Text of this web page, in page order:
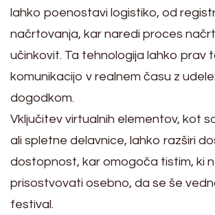
lahko poenostavi logistiko, od
načrtovanja, kar naredi proces
učinkovit. Ta tehnologija lahko prav
komunikacijo v realnem času z
dogodkom.
Vključitev virtualnih elementov, kot
ali spletne delavnice, lahko razširi
dostopnost, kar omogoča tistim, ki
prisostvovati osebno, da se še
festival.